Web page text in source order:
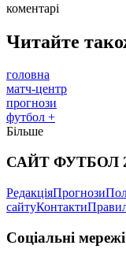
коментарі
Читайте
головна
матч-центр
прогнози
футбол +
Більше
САЙТ ФУТБОЛ
РедакціяПрогнози
сайтуКонтакти
Соціальні мережі